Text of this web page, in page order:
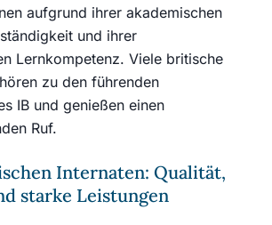
aufgrund ihrer akademischen
und ihrer
Lernkompetenz. Viele britische
zu den führenden
IB und genießen einen
Ruf.
Internaten: Qualität,
starke Leistungen